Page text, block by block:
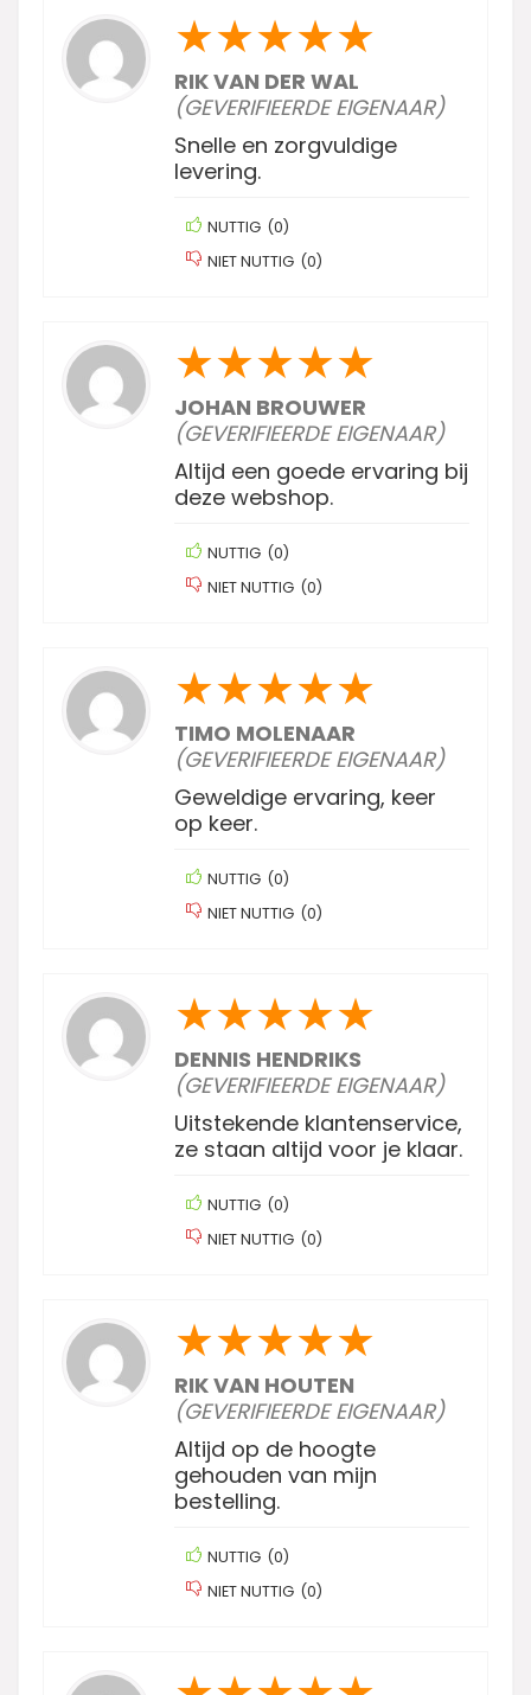
★★★★★
RIK VAN DER WAL
(GEVERIFIEERDE EIGENAAR)
Snelle en zorgvuldige
levering.
NUTTIG (0)
NIET NUTTIG (0)
★★★★★
JOHAN BROUWER
(GEVERIFIEERDE EIGENAAR)
Altijd een goede ervaring bij
deze webshop.
NUTTIG (0)
NIET NUTTIG (0)
★★★★★
TIMO MOLENAAR
(GEVERIFIEERDE EIGENAAR)
Geweldige ervaring, keer
op keer.
NUTTIG (0)
NIET NUTTIG (0)
★★★★★
DENNIS HENDRIKS
(GEVERIFIEERDE EIGENAAR)
Uitstekende klantenservice,
ze staan altijd voor je klaar.
NUTTIG (0)
NIET NUTTIG (0)
★★★★★
RIK VAN HOUTEN
(GEVERIFIEERDE EIGENAAR)
Altijd op de hoogte
gehouden van mijn
bestelling.
NUTTIG (0)
NIET NUTTIG (0)